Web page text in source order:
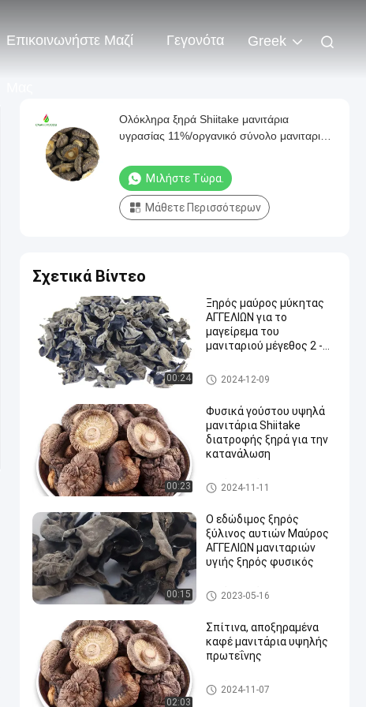
Επικοινωνήστε Μαζί Γεγονότα Greek
Ολόκληρα ξηρά Shiitake μανιτάρια
υγρασίας 11%/οργανικό σύνολο μανιταριών
Μιλήστε Τώρα.
Μάθετε Περισσότερων
Σχετικά Βίντεο
00:24
Ξηρός μαύρος μύκητας
ΑΓΓΕΛΙΩΝ για το
μαγείρεμα του
μανιταριού μέγεθος 2 -
Ξηρά μανιτάρια Shiitake
2024-12-09
00:23
Φυσικά γούστου υψηλά
μανιτάρια Shiitake
διατροφής ξηρά για την
κατανάλωση
Ξηρά μανιτάρια Shiitake
2024-11-11
00:15
Ο εδώδιμος ξηρός
ξύλινος αυτιών Μαύρος
ΑΓΓΕΛΙΩΝ μανιταριών
υγιής ξηρός φυσικός
Ξηρά μανιτάρια Shiitake
2023-05-16
02:03
Σπίτινα, αποξηραμένα
καφέ μανιτάρια υψηλής
πρωτεΐνης
Ξηρά μανιτάρια Shiitake
2024-11-07